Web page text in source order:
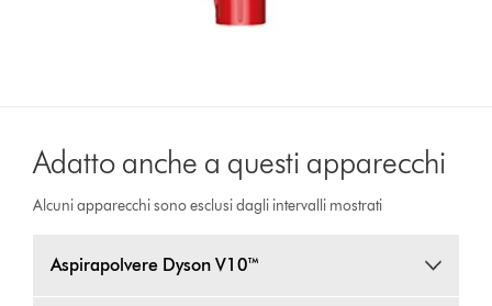
Adatto anche a questi apparecchi
Alcuni apparecchi sono esclusi dagli intervalli mostrati
Aspirapolvere Dyson V10™